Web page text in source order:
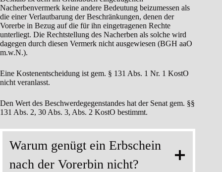
Nacherbenvermerk keine andere Bedeutung beizumessen als
die einer Verlautbarung der Beschränkungen, denen der
Vorerbe in Bezug auf die für ihn eingetragenen Rechte
unterliegt. Die Rechtstellung des Nacherben als solche wird
dagegen durch diesen Vermerk nicht ausgewiesen (BGH aaO
m.w.N.).
Eine Kostenentscheidung ist gem. § 131 Abs. 1 Nr. 1 KostO
nicht veranlasst.
Den Wert des Beschwerdegegenstandes hat der Senat gem. §§
131 Abs. 2, 30 Abs. 3, Abs. 2 KostO bestimmt.
Warum genügt ein Erbschein
nach der Vorerbin nicht?